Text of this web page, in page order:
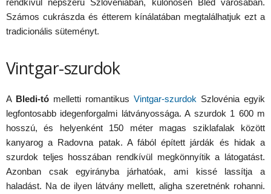
Számos cukrászda és étterem kínálatában megtalálhatjuk ezt a
tradicionális süteményt.
Vintgar-szurdok
A Bledi-tó melletti romantikus Vintgar-szurdok Szlovénia egyik
legfontosabb idegenforgalmi látványossága. A szurdok 1 600 m
hosszú, és helyenként 150 méter magas sziklafalak között
kanyarog a Radovna patak. A fából épített járdák és hidak a
szurdok teljes hosszában rendkívül megkönnyítik a látogatást.
Azonban csak egyirányba járhatóak, ami kissé lassítja a
haladást. Na de ilyen látvány mellett, aligha szeretnénk rohanni.